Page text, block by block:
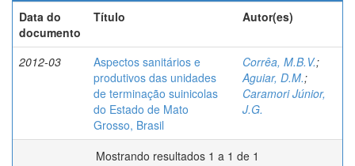
Data do
documento
Título Autor(es)
2012-03
Aspectos sanitários e
produtivos das unidades
de terminação suinicolas
do Estado de Mato
Grosso, Brasil
Corrêa, M.B.V.;
Aguiar, D.M.;
Caramori Júnior,
J.G.
Mostrando resultados 1 a 1 de 1